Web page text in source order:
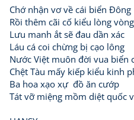
Chớ nhận vơ về cái biển Đông
Rồi thêm cãi cố kiểu lòng vòng
Lưu manh ắt sẽ đau dần xác
Láu cá coi chừng bị cạo lông
Nước Việt muôn đời vua biển
Chệt Tàu mấy kiếp kiểu kinh
Ba hoa xạo xự đồ ăn cướp
Tát vỡ miệng mồm diệt quốc